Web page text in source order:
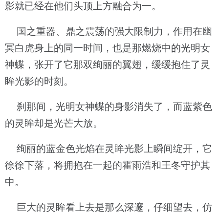
影就已经在他们头顶上方融合为一。
国之重器、鼎之震荡的强大限制力，作用在幽
冥白虎身上的同一时间，也是那燃烧中的光明女
神蝶，张开了它那双绚丽的翼翅，缓缓抱住了灵
眸光影的时刻。
刹那间，光明女神蝶的身影消失了，而蓝紫色
的灵眸却是光芒大放。
绚丽的蓝金色光焰在灵眸光影上瞬间绽开，它
徐徐下落，将拥抱在一起的霍雨浩和王冬守护其
中。
巨大的灵眸看上去是那么深邃，仔细望去，仿